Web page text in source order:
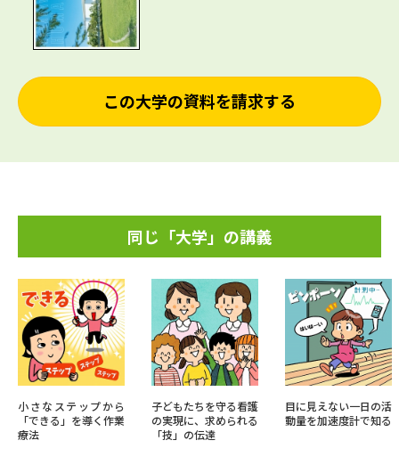
この大学の資料を請求する
同じ「大学」の講義
小さなステップから
「できる」を導く作業
療法
子どもたちを守る看護
の実現に、求められる
「技」の伝達
目に見えない一日の活
動量を加速度計で知る